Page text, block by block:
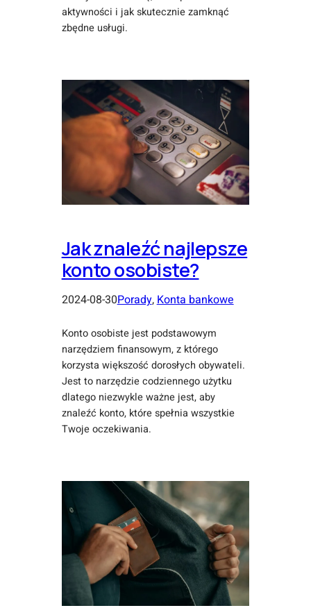
aktywności i jak skutecznie zamknąć
zbędne usługi.
Jak znaleźć najlepsze
konto osobiste?
2024-08-30Porady, Konta bankowe
Konto osobiste jest podstawowym
narzędziem finansowym, z którego
korzysta większość dorosłych obywateli.
Jest to narzędzie codziennego użytku
dlatego niezwykle ważne jest, aby
znaleźć konto, które spełnia wszystkie
Twoje oczekiwania.